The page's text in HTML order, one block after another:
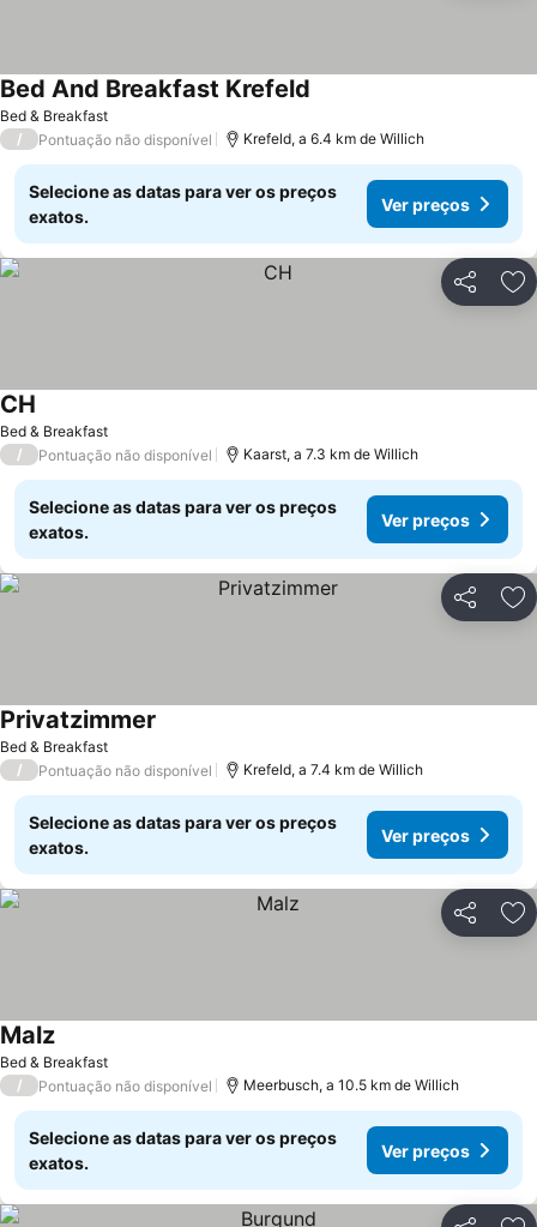
Bed & Breakfast
Bed And Breakfast Krefeld
/ Pontuação não disponível Krefeld, a 6.4 km de Willich
Selecione as datas para ver os preços
exatos.
Ver preços
Partilhar
Bed & Breakfast
CH
/ Pontuação não disponível Kaarst, a 7.3 km de Willich
Selecione as datas para ver os preços
exatos.
Ver preços
Partilhar
Bed & Breakfast
Privatzimmer
/ Pontuação não disponível Krefeld, a 7.4 km de Willich
Selecione as datas para ver os preços
exatos.
Ver preços
Partilhar
Bed & Breakfast
Malz
/ Pontuação não disponível Meerbusch, a 10.5 km de Willich
Selecione as datas para ver os preços
exatos.
Ver preços